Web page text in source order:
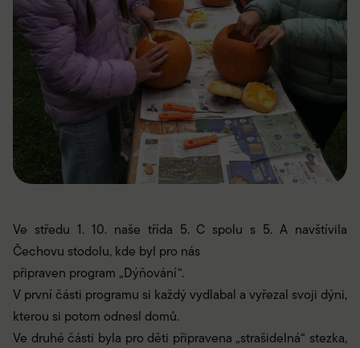
Ve středu 1. 10. naše třída 5. C spolu s 5. A navštívila
Čechovu stodolu, kde byl pro nás
připraven program „Dýňování“.
V první části programu si každý vydlabal a vyřezal svoji dýni,
kterou si potom odnesl domů.
Ve druhé části byla pro děti připravena „strašidelná“ stezka,